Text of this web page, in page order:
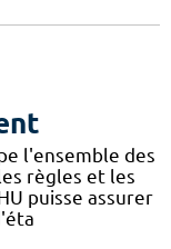
l'ensemble des
règles et les
puisse assurer